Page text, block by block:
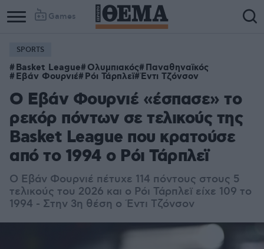
Games
SPORTS
Basket League Ολυμπιακός Παναθηναϊκός
Εβάν Φουρνιέ Ρόι Τάρπλεϊ Έντι Τζόνσον
Ο Εβάν Φουρνιέ «έσπασε» το
ρεκόρ πόντων σε τελικούς της
Basket League που κρατούσε
από το 1994 ο Ρόι Τάρπλεϊ
Ο Εβάν Φουρνιέ πέτυχε 114 πόντους στους 5
τελικούς του 2026 και ο Ρόι Τάρπλεϊ είχε 109 το
1994 - Στην 3η θέση ο Έντι Τζόνσον